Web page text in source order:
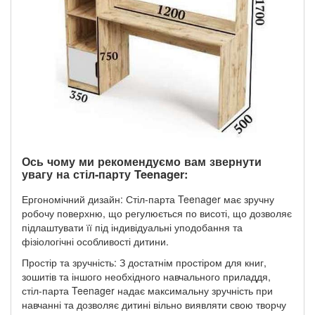
Ось чому ми рекомендуємо вам звернути
увагу на стіл-парту Teenager:
Ергономічний дизайн: Стіл-парта Teenager має зручну
робочу поверхню, що регулюється по висоті, що дозволяє
підлаштувати її під індивідуальні уподобання та
фізіологічні особливості дитини.
Простір та зручність: З достатнім простіром для книг,
зошитів та іншого необхідного навчального приладдя,
стіл-парта Teenager надає максимальну зручність при
навчанні та дозволяє дитині вільно виявляти свою творчу